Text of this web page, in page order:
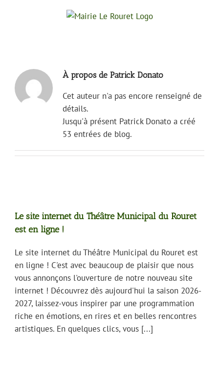
À propos de Patrick Donato
Cet auteur n'a pas encore renseigné de
détails.
Jusqu'à présent Patrick Donato a créé
53 entrées de blog.
Le site internet du Théâtre Municipal du Rouret
est en ligne !
Le site internet du Théâtre Municipal du Rouret est
en ligne ! C'est avec beaucoup de plaisir que nous
vous annonçons l'ouverture de notre nouveau site
internet ! Découvrez dès aujourd'hui la saison 2026-
2027, laissez-vous inspirer par une programmation
riche en émotions, en rires et en belles rencontres
artistiques. En quelques clics, vous [...]